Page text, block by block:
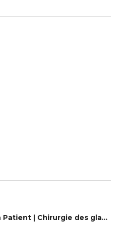
Information Patient | Chirurgie des glandes parathyroïdes